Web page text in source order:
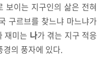
보이는 지구인의 삶은 전혀
구르브를 찾느냐 마느냐가
재미는 나가 겪는 지구 적응
의 풍자에 있다.